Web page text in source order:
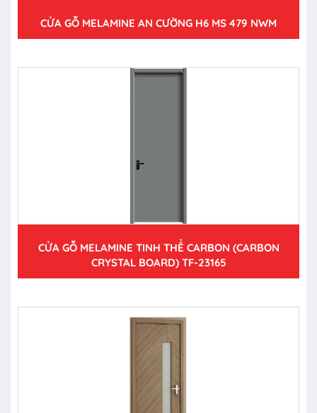
CỬA GỖ MELAMINE AN CƯỜNG H6 MS 479 NWM
CỬA GỖ MELAMINE TINH THỂ CARBON (CARBON
CRYSTAL BOARD) TF-23165